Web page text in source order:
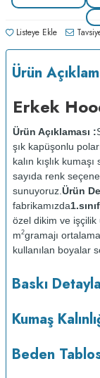
Listeye Ekle
Ürün
Erkek
Ürün Açıklaması :
şık kapüşonlu
kalın kışlık
sayıda renk
sunuyoruz. Ürün
fabrikamızda
özel dikim ve
m2gramajı
kullanılan boyalar
vermez.
Kumaş
Bakım : Kısa
kurutulmaz.Orta
Baskı
Kumaş
Beden